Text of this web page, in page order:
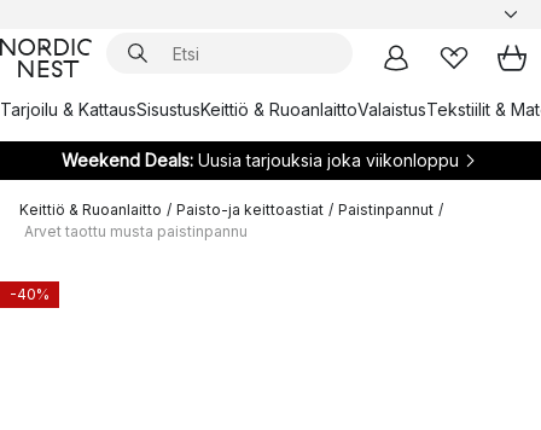
Tarjoilu & KattausSisustusKeittiö & RuoanlaittoValaistusTekstiilit &
Weekend Deals:Uusia tarjouksia joka viikonloppu
Keittiö & Ruoanlaitto / Paisto-ja keittoastiat / Paistinpannut /
Arvet taottu musta paistinpannu
-40%